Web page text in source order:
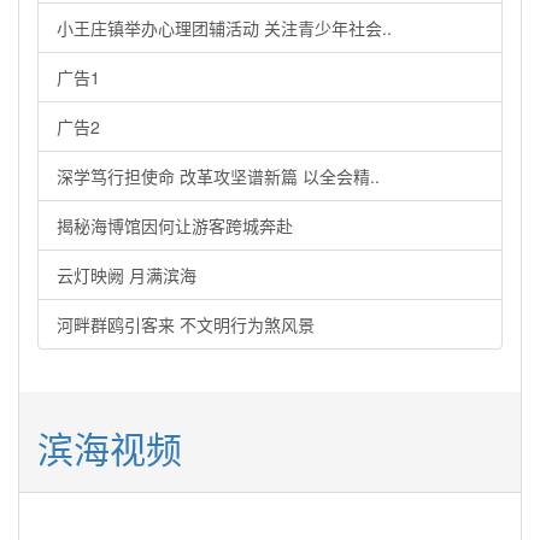
小王庄镇举办心理团辅活动 关注青少年社会..
广告1
广告2
深学笃行担使命 改革攻坚谱新篇 以全会精..
揭秘海博馆因何让游客跨城奔赴
云灯映阙 月满滨海
河畔群鸥引客来 不文明行为煞风景
滨海视频